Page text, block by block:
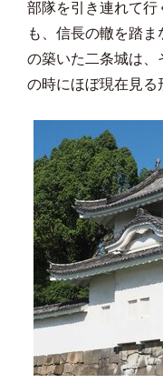
部隊を引き連れて行
も、信長の轍を踏
の築いた二条城は
の時にほぼ現在見る